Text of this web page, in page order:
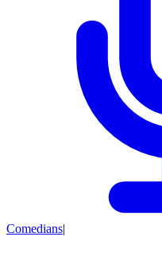
Comedians|